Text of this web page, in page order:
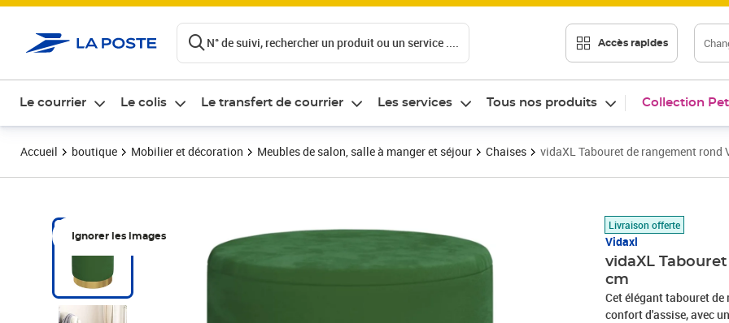
N° de suivi, rechercher un produit ou un service .... Accès rapides
Le courrier Le colis Le transfert de courrier Les services Tous nos produits Collection
Accueil boutique Mobilier et décoration Meubles de salon, salle à manger et séjour Chaises vidaXL Tabouret de rangement rond
Ignorer les images
Livraison offerte
Vidaxl
vidaXL
cm
Cet élégant tabouret
confort d'assise, avec
Prix 38,89€